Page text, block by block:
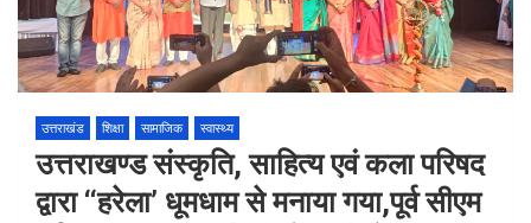
उत्तराखंड शिक्षा सामाजिक स्वास्थ्य
उत्तराखण्ड संस्कृति, साहित्य एवं कला परिषद
द्वारा ‘‘हरेला’ धूमधाम से मनाया गया,पूर्व सीएम